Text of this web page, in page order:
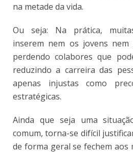
na metade da vida.
Ou seja: Na prática,
inserem nem os jovens nem
perdendo colabores que
reduzindo a carreira das
apenas injustas como
estratégicas.
Ainda que seja uma
comum, torna-se difícil
de forma geral se fechem aos